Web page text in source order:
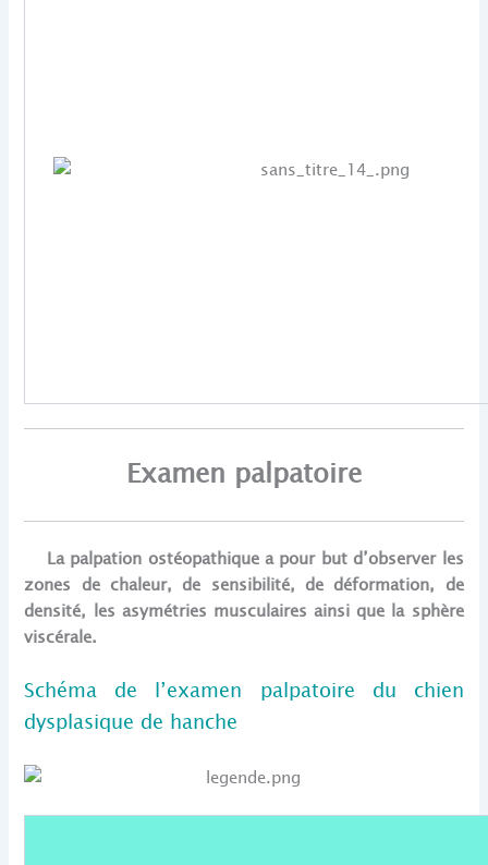
Examen palpatoire
La palpation ostéopathique a pour but d’observer les
zones de chaleur, de sensibilité, de déformation, de
densité, les asymétries musculaires ainsi que la sphère
viscérale.
Schéma de l’examen palpatoire du chien
dysplasique de hanche